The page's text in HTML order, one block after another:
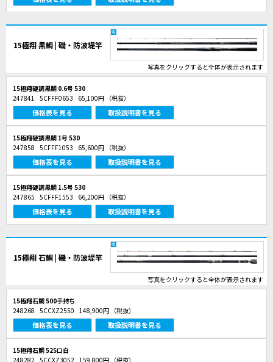
15極翔 黒鯛 | 磯・防波堤竿
写真をクリックすると全体が表示されます
15極翔硬調黒鯛 0.6号 530
247841 5CFFF0653 65,100円 （税抜）
価格表を見る 取扱説明書を見る
15極翔硬調黒鯛 1号 530
247858 5CFFF1053 65,600円 （税抜）
価格表を見る 取扱説明書を見る
15極翔硬調黒鯛 1.5号 530
247865 5CFFF1553 66,200円 （税抜）
価格表を見る 取扱説明書を見る
15極翔 石鯛 | 磯・防波堤竿
写真をクリックすると全体が表示されます
15極翔石鯛 500手持ち
248268 5CCXZ2550 148,900円 （税抜）
価格表を見る 取扱説明書を見る
15極翔石鯛 525口白
248282 5CCXZ3052 159,800円 （税抜）